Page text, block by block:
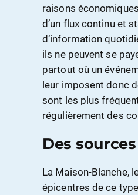
raisons
d’un flux continu et
d’information
ils ne peuvent se
partout où un
leur imposent donc
sont les plus
régulièrement des
Des
La Maison-Blanche,
épicentres de ce